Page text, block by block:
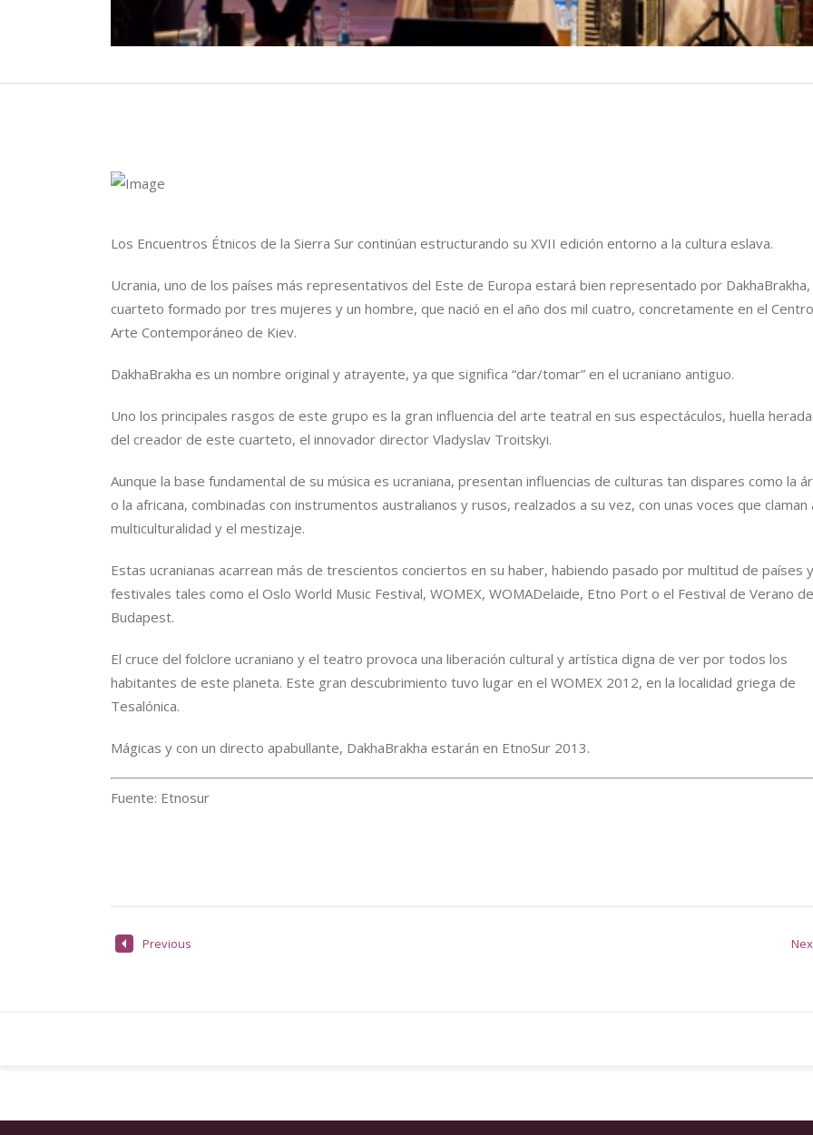
Los Encuentros Étnicos de la Sierra Sur continúan estructurando su XVII edición entorno a la cultura eslava.
Ucrania, uno de los países más representativos del Este de Europa estará bien representado por DakhaBrakha,
cuarteto formado por tres mujeres y un hombre, que nació en el año dos mil cuatro, concretamente en el
Arte Contemporáneo de Kiev.
DakhaBrakha es un nombre original y atrayente, ya que significa “dar/tomar” en el ucraniano antiguo.
Uno los principales rasgos de este grupo es la gran influencia del arte teatral en sus espectáculos, huella
del creador de este cuarteto, el innovador director Vladyslav Troitskyi.
Aunque la base fundamental de su música es ucraniana, presentan influencias de culturas tan dispares como la
o la africana, combinadas con instrumentos australianos y rusos, realzados a su vez, con unas voces que claman
multiculturalidad y el mestizaje.
Estas ucranianas acarrean más de trescientos conciertos en su haber, habiendo pasado por multitud de países y
festivales tales como el Oslo World Music Festival, WOMEX, WOMADelaide, Etno Port o el Festival de Verano de
Budapest.
El cruce del folclore ucraniano y el teatro provoca una liberación cultural y artística digna de ver por todos los
habitantes de este planeta. Este gran descubrimiento tuvo lugar en el WOMEX 2012, en la localidad griega de
Tesalónica.
Mágicas y con un directo apabullante, DakhaBrakha estarán en EtnoSur 2013.
Fuente: Etnosur
Previous